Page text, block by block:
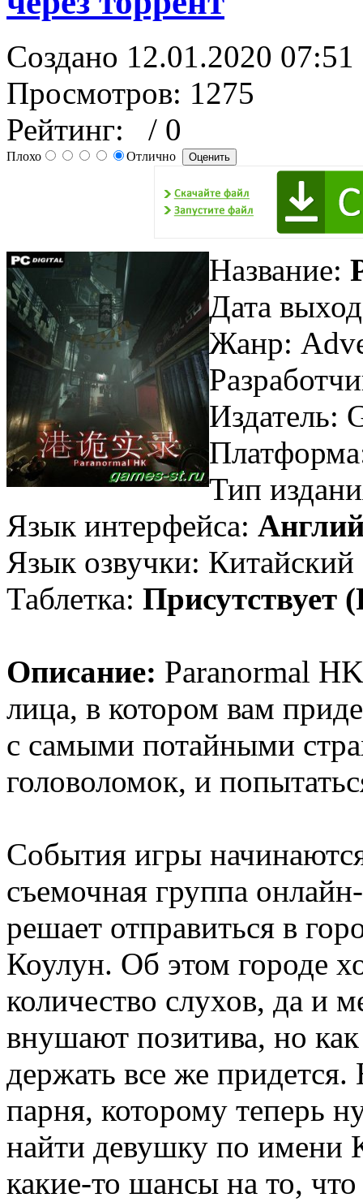
Создано 12.01.2020 07:51
Просмотров: 1275
Рейтинг:
/ 0
Плохо Отлично
Название:
Дата
Жанр:
Издатель:
Тип
Язык интерфейса:
Язык озвучки: Китайский
Таблетка: Присутствует
Описание: Paranormal
лица, в котором вам
с самыми потайными
головоломок, и
События игры
съемочная группа
решает отправиться в
Коулун. Об этом городе
количество слухов, да и
внушают позитива, но
держать все же
парня, которому теперь
найти девушку по имени
какие-то шансы на то,